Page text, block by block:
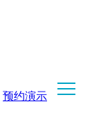
预约演示